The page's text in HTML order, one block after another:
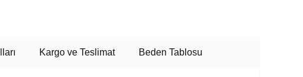
Kargo ve Teslimat Beden Tablosu